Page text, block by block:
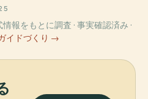
をもとに調査 · 事実確認済み ·
イドづくり →